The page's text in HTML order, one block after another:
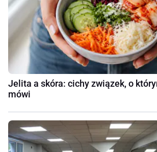
Jelita a skóra: cichy związek, o
mówi